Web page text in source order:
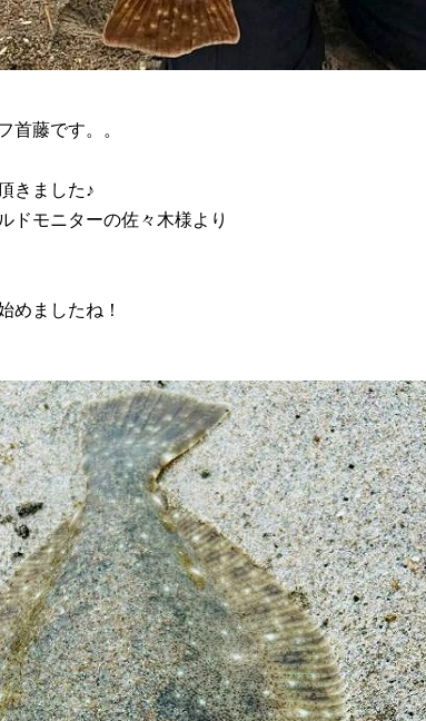
首藤です。。
きました♪
ドモニターの佐々木様より
めましたね！